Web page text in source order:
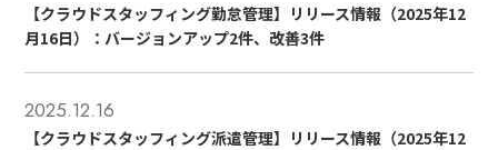
【クラウドスタッフィング勤怠管理】リリース情報（2025年12
月16日）：バージョンアップ2件、改善3件
2025.12.16
【クラウドスタッフィング派遣管理】リリース情報（2025年12